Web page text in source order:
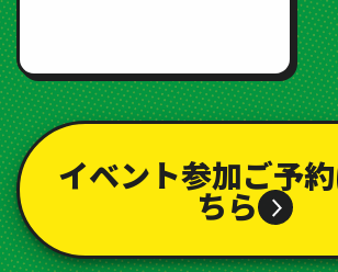
イベント参加ご予
ちら